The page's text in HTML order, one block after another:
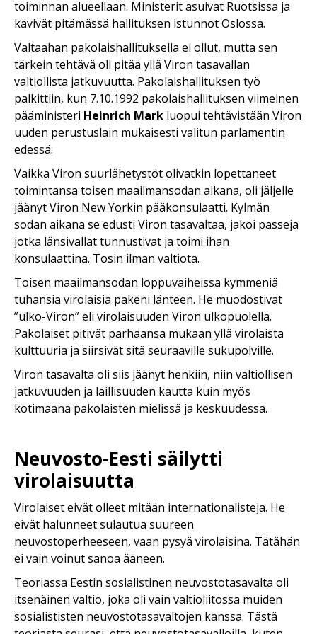
toiminnan alueellaan. Ministerit asuivat Ruotsissa ja
kävivät pitämässä hallituksen istunnot Oslossa.
Valtaahan pakolaishallituksella ei ollut, mutta sen
tärkein tehtävä oli pitää yllä Viron tasavallan
valtiollista jatkuvuutta. Pakolaishallituksen työ
palkittiin, kun 7.10.1992 pakolaishallituksen viimeinen
pääministeri Heinrich Mark luopui tehtävistään Viron
uuden perustuslain mukaisesti valitun parlamentin
edessä.
Vaikka Viron suurlähetystöt olivatkin lopettaneet
toimintansa toisen maailmansodan aikana, oli jäljelle
jäänyt Viron New Yorkin pääkonsulaatti. Kylmän
sodan aikana se edusti Viron tasavaltaa, jakoi passeja
jotka länsivallat tunnustivat ja toimi ihan
konsulaattina. Tosin ilman valtiota.
Toisen maailmansodan loppuvaiheissa kymmeniä
tuhansia virolaisia pakeni länteen. He muodostivat
”ulko-Viron” eli virolaisuuden Viron ulkopuolella.
Pakolaiset pitivät parhaansa mukaan yllä virolaista
kulttuuria ja siirsivät sitä seuraaville sukupolville.
Viron tasavalta oli siis jäänyt henkiin, niin valtiollisen
jatkuvuuden ja laillisuuden kautta kuin myös
kotimaana pakolaisten mielissä ja keskuudessa.
Neuvosto-Eesti säilytti
virolaisuutta
Virolaiset eivät olleet mitään internationalisteja. He
eivät halunneet sulautua suureen
neuvostoperheeseen, vaan pysyä virolaisina. Tätähän
ei vain voinut sanoa ääneen.
Teoriassa Eestin sosialistinen neuvostotasavalta oli
itsenäinen valtio, joka oli vain valtioliitossa muiden
sosialististen neuvostotasavaltojen kanssa. Tästä